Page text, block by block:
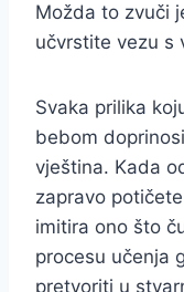
Možda to zvuči
učvrstite vezu s
Svaka prilika
bebom
vještina. Kada
zapravo
imitira ono što
procesu učenja
pretvoriti u